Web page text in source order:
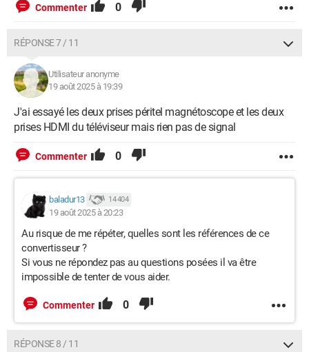
Commenter 0
RÉPONSE 7 / 11
Utilisateur anonyme
19 août 2025 à 19:39
J'ai essayé les deux prises péritel magnétoscope et les deux
prises HDMI du téléviseur mais rien pas de signal
Commenter 0
baladur13 14 404
19 août 2025 à 20:23
Au risque de me répéter, quelles sont les références de ce
convertisseur ?
Si vous ne répondez pas au questions posées il va être
impossible de tenter de vous aider.
Commenter 0
RÉPONSE 8 / 11